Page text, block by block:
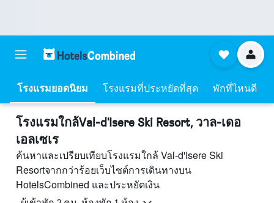
โรงแรมยอดนิยม โรงแรมที่ประหยัดที่สุด พักที่ไหนดี
โรงแรมใกล้Val-d'Isere Ski Resort, วาล-เดอ
เอลเซเร
ค้นหาและเปรียบเทียบโรงแรมใกล้ Val-d'Isere Ski
Resortจากกว่าร้อยเว็บไซต์การเดินทางบน
HotelsCombined และประหยัดเงิน